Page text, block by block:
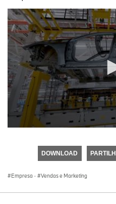
DOWNLOAD
Empresa · Vendas e Marketing